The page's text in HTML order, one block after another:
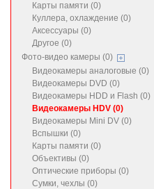
Карты памяти (0)
Куллера, охлаждение (0)
Аксессуары (0)
Другое (0)
Фото-видео камеры (0)
Видеокамеры аналоговые (0)
Видеокамеры DVD (0)
Видеокамеры HDD и Flash (0)
Видеокамеры HDV (0)
Видеокамеры Mini DV (0)
Вспышки (0)
Карты памяти (0)
Объективы (0)
Оптические приборы (0)
Сумки, чехлы (0)